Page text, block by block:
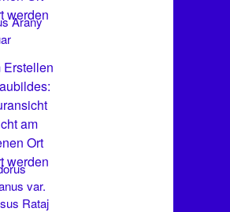
werden
Arany
Erstellen
am
Ort
werden
var.
Rataj